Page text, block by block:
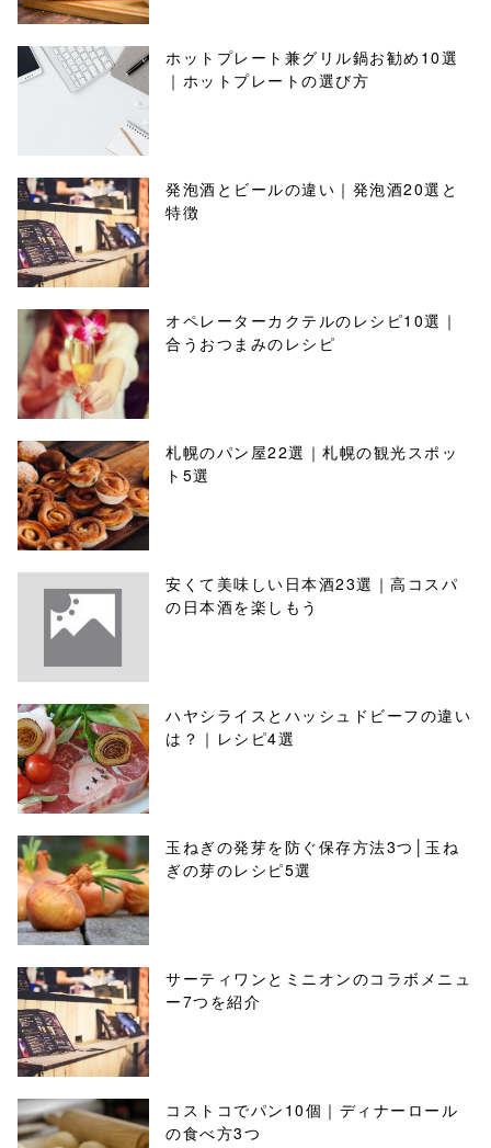
ホットプレート兼グリル鍋お勧め10選
｜ホットプレートの選び方
発泡酒とビールの違い｜発泡酒20選と
特徴
オペレーターカクテルのレシピ10選｜
合うおつまみのレシピ
札幌のパン屋22選｜札幌の観光スポッ
ト5選
安くて美味しい日本酒23選｜高コスパ
の日本酒を楽しもう
ハヤシライスとハッシュドビーフの違い
は？｜レシピ4選
玉ねぎの発芽を防ぐ保存方法3つ│玉ね
ぎの芽のレシピ5選
サーティワンとミニオンのコラボメニュ
ー7つを紹介
コストコでパン10個｜ディナーロール
の食べ方3つ